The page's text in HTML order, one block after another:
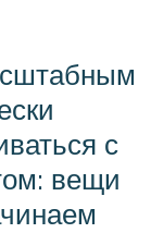
с
вещи